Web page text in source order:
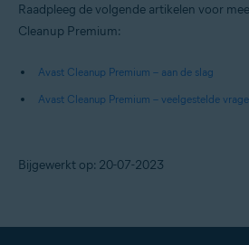
Raadpleeg de volgende artikelen voor
Cleanup Premium:
Avast Cleanup Premium – aan de slag
Avast Cleanup Premium – veelgestelde
Bijgewerkt op: 20-07-2023